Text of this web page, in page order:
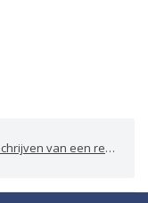
van een review